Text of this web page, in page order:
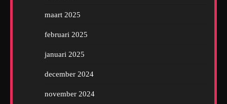
maart 2025
februari 2025
januari 2025
december 2024
november 2024